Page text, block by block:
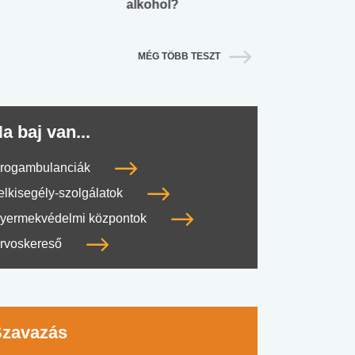
alkohol?
MÉG TÖBB TESZT
baj van...
szolgálatok
központok